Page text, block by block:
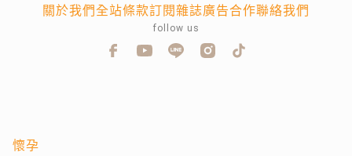
懷孕
關於我們全站條款訂閱雜誌廣告合作聯絡我們
follow us